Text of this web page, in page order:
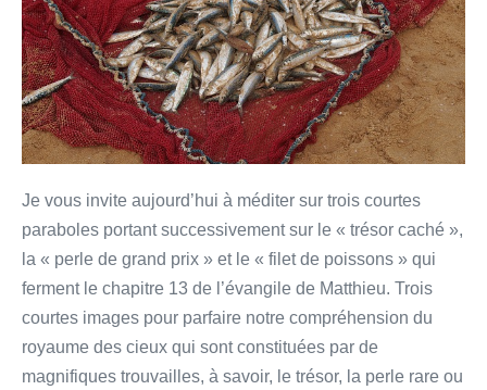
trésor,
de
la
perle
et
du
filet
Je vous invite aujourd’hui à méditer sur trois courtes
paraboles portant successivement sur le « trésor caché »,
la « perle de grand prix » et le « filet de poissons » qui
ferment le chapitre 13 de l’évangile de Matthieu. Trois
courtes images pour parfaire notre compréhension du
royaume des cieux qui sont constituées par de
magnifiques trouvailles, à savoir, le trésor, la perle rare ou